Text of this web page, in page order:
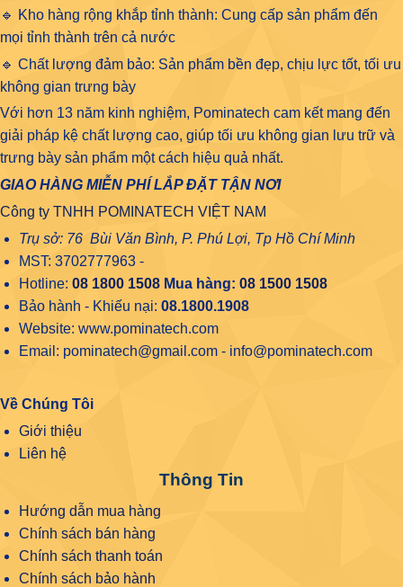
🔹 Kho hàng rộng khắp tỉnh thành: Cung cấp sản phẩm đến
mọi tỉnh thành trên cả nước
🔹 Chất lượng đảm bảo: Sản phẩm bền đẹp, chịu lực tốt, tối ưu
không gian trưng bày
Với hơn 13 năm kinh nghiệm, Pominatech cam kết mang đến
giải pháp kệ chất lượng cao, giúp tối ưu không gian lưu trữ và
trưng bày sản phẩm một cách hiệu quả nhất.
GIAO HÀNG MIỄN PHÍ LẮP ĐẶT TẬN NƠI
Công ty TNHH POMINATECH VIỆT NAM
Trụ sở: 76 Bùi Văn Bình, P. Phú Lợi, Tp Hồ Chí Minh
MST: 3702777963 -
Hotline: 08 1800 1508Mua hàng: 08 1500 1508
Bảo hành - Khiếu nại: 08.1800.1908
Website: www.pominatech.com
Email: pominatech@gmail.com - info@pominatech.com
Về Chúng Tôi
Giới thiệu
Liên hệ
Thông Tin
Hướng dẫn mua hàng
Chính sách bán hàng
Chính sách thanh toán
Chính sách bảo hành